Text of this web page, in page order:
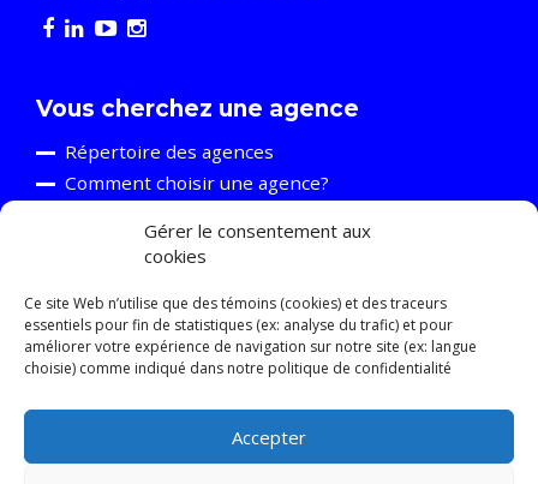
Gérer le consentement aux
cookies
Ce site Web n’utilise que des témoins (cookies) et des traceurs
essentiels pour fin de statistiques (ex: analyse du trafic) et pour
améliorer votre expérience de navigation sur notre site (ex: langue
choisie) comme indiqué dans notre politique de confidentialité
Accepter
Vous cherchez une agence
Répertoire des agences
Comment choisir une agence?
Vous êtes une agence
Découvrir l’A2C
Événements et formations
Ressources